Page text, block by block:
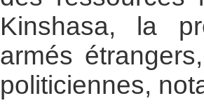
Kinshasa, la
armés
politiciennes,